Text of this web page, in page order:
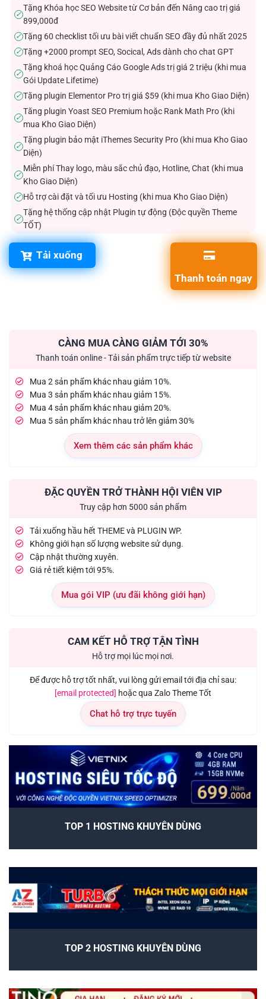
✓
Tặng Khóa học SEO Website từ Cơ bản đến Nâng cao trị giá
899,000đ
✓Tặng 60 checklist tối ưu bài viết chuẩn SEO đầy đủ nhất 2025
✓Tặng +2000 prompt SEO, Socical, Ads dành cho chat GPT
✓
Tặng khoá học Quảng Cáo Google Ads trị giá 2 triệu (khi mua
Gói Update Lifetime)
✓Tặng plugin Elementor Pro trị giá $59 (khi mua Kho Giao Diện)
✓
Tăng plugin Yoast SEO Premium hoặc Rank Math Pro (khi
mua Kho Giao Diện)
✓
Tặng plugin bảo mật iThemes Security Pro (khi mua Kho Giao
Diện)
✓
Miễn phí Thay logo, màu sắc chủ đạo, Hotline, Chat (khi mua
Kho Giao Diện)
✓Hỗ trợ cài đặt và tối ưu Hosting (khi mua Kho Giao Diện)
✓
Tặng hệ thống cập nhật Plugin tự động (Độc quyền Theme
TỐT)
Tải xuống
Thanh toán ngay
CÀNG MUA CÀNG GIẢM TỚI 30%
Thanh toán online - Tải sản phẩm trực tiếp từ website
Mua 2 sản phẩm khác nhau giảm 10%.
Mua 3 sản phẩm khác nhau giảm 15%.
Mua 4 sản phẩm khác nhau giảm 20%.
Mua 5 sản phẩm khác nhau trở lên giảm 30%
Xem thêm các sản phẩm khác
ĐẶC QUYỀN TRỞ THÀNH HỘI VIÊN VIP
Truy cập hơn 5000 sản phẩm
Tải xuống hầu hết THEME và PLUGIN WP.
Không giới hạn số lượng website sử dụng.
Cập nhật thường xuyên.
Giá rẻ tiết kiệm tới 95%.
Mua gói VIP (ưu đãi không giới hạn)
CAM KẾT HỖ TRỢ TẬN TÌNH
Hỗ trợ mọi lúc mọi nơi.
Để được hỗ trợ tốt nhất, vui lòng gửi email tới địa chỉ sau:
[email protected] hoặc qua Zalo Theme Tốt
Chat hỗ trợ trực tuyến
TOP 1 HOSTING KHUYÊN DÙNG
TOP 2 HOSTING KHUYÊN DÙNG